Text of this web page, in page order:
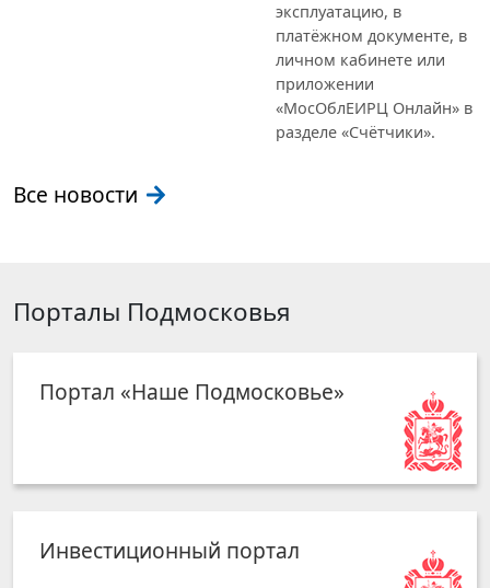
эксплуатацию, в
платёжном документе, в
личном кабинете или
приложении
«МосОблЕИРЦ Онлайн» в
разделе «Счётчики».
Все новости
Порталы Подмосковья
Портал «Наше Подмосковье»
Инвестиционный портал